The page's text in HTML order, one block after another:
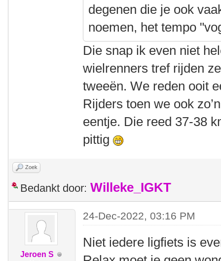
degenen die je ook
noemen, het tempo
Die snap ik even niet
wielrenners tref rijden
tweeën. We reden ooit
Rijders toen we ook
eentje. Die reed 37-38
pittig
Zoek
Bedankt door: Willeke_IGKT
Jeroen S
24-Dec-2022, 03:16 PM
Niet iedere ligfiets is